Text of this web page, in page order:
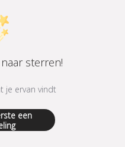
sterren!
je ervan vindt
een